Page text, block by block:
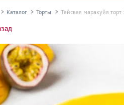
Равиоли, почти готовые блюда
Пельмени, вареники,
Готовые блюда замороженные
Каталог Торты Тайская маракуйя торт